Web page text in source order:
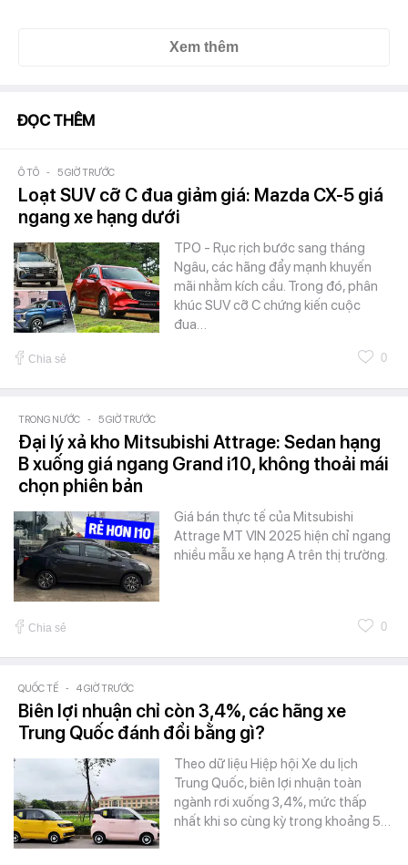
Xem thêm
ĐỌC THÊM
Ô TÔ - 5 GIỜ TRƯỚC
Loạt SUV cỡ C đua giảm giá: Mazda CX-5 giá
ngang xe hạng dưới
TPO - Rục rịch bước sang tháng
Ngâu, các hãng đẩy mạnh khuyến
mãi nhằm kích cầu. Trong đó, phân
khúc SUV cỡ C chứng kiến cuộc
đua…
Chia sẻ 0
TRONG NƯỚC - 5 GIỜ TRƯỚC
Đại lý xả kho Mitsubishi Attrage: Sedan hạng
B xuống giá ngang Grand i10, không thoải mái
chọn phiên bản
Giá bán thực tế của Mitsubishi
Attrage MT VIN 2025 hiện chỉ ngang
nhiều mẫu xe hạng A trên thị trường.
Chia sẻ 0
QUỐC TẾ - 4 GIỜ TRƯỚC
Biên lợi nhuận chỉ còn 3,4%, các hãng xe
Trung Quốc đánh đổi bằng gì?
Theo dữ liệu Hiệp hội Xe du lịch
Trung Quốc, biên lợi nhuận toàn
ngành rơi xuống 3,4%, mức thấp
nhất khi so cùng kỳ trong khoảng 5…